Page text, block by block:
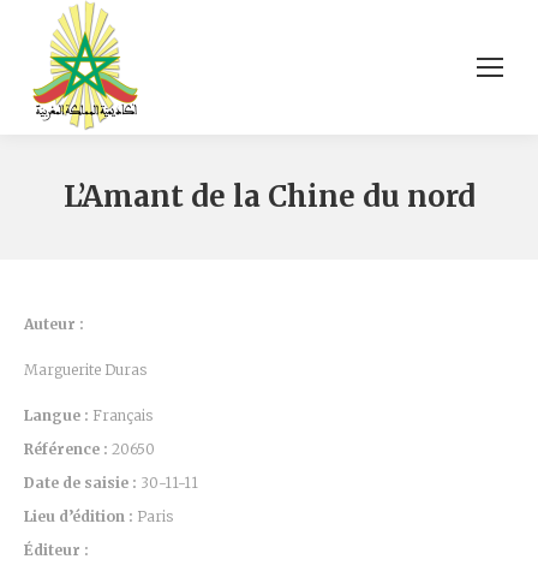
L’Amant de la Chine du nord
Auteur :
Marguerite Duras
Langue : Français
Référence : 20650
Date de saisie : 30-11-11
Lieu d’édition : Paris
Éditeur :